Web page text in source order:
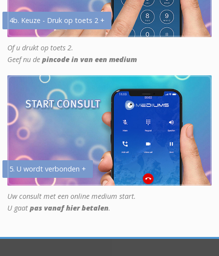
4b. Keuze - Druk op toets 2 +
Of u drukt op toets 2.
Geef nu de pincode in van een medium
5. U wordt verbonden +
Uw consult met een online medium start.
U gaat pas vanaf hier betalen.